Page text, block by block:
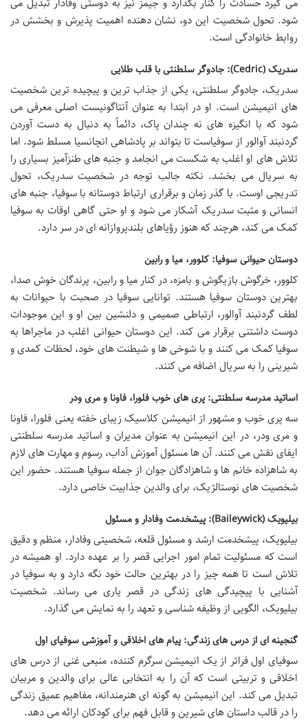
شود. تحول شخصیت این دو، نشان دهنده اهمیت پذیرش و بخشش در
روابط خانوادگی است.
سدریک (Cedric): جادوگر سلطنتی با قلب طلایی
سدریک، جادوگر سلطنتی، یکی از جذاب ترین و پیچیده ترین شخصیت
های انیمیشن است. او در ابتدا به عنوان آنتاگونیست اصلی معرفی می
شود که با انگیزه های نه چندان پاک، دائماً به دنبال به دست آوردن
گردنبند آوالور از سوفیاست تا بتواند بر پادشاهی انچانسیا مسلط شود. اما
تلاش های او اغلب به شکست می انجامد و جنبه های طنزآمیز بسیاری را
به سریال می بخشد. نکته جالب توجه در شخصیت سدریک، تحول
تدریجی اوست. با گذر زمان و برقراری ارتباط دوستانه با سوفیا، جنبه های
انسانی و مثبت سدریک آشکار می شود و او حتی گاهی اوقات به سوفیا
کمک می کند، هرچند که هنوز رؤیاهای بلندپروازانه ای در سر دارد.
دوستان حیوانی سوفیا: کلوور، میا و رابین
کلوور، خرگوش بازیگوش و بامزه، در کنار میا و رابین، پرندگان خوش صدا،
بهترین دوستان سوفیا هستند. توانایی سوفیا در صحبت با حیوانات به
لطف گردنبند آوالور، ارتباطی صمیمی و دلنشین بین او و این موجودات
دوست داشتنی برقرار می کند. این دوستان حیوانی اغلب در ماجراها به
سوفیا کمک می کنند و با شوخی ها و شیطنت های خود، لحظات کمدی و
شیرینی را به سریال اضافه می کنند.
اساتید مدرسه سلطنتی: پری های خوب فلورا، فاونا و مری ودر
سه پری خوب و مشهور از انیمیشن کلاسیک زیبای خفته یعنی فلورا، فاونا
و مری ودر، در این انیمیشن به عنوان مدیران و اساتید مدرسه سلطنتی
ایفای نقش می کنند. آن ها مسئول آموزش آداب، رسوم و مهارت های لازم
به شاهزاده خانم ها و شاهزادگان جوان از جمله سوفیا هستند. حضور این
شخصیت های نوستالژیک، برای والدین جذابیت خاصی دارد.
بیلیویک (Baileywick): پیشخدمت وفادار و مسئول
بیلیویک، پیشخدمت ارشد و مسئول قلعه، شخصیتی وفادار، منظم و دقیق
است که مسئولیت تمام امور اجرایی قصر را بر عهده دارد. او همیشه در
تلاش است تا همه چیز را در بهترین حالت خود نگه دارد و به سوفیا در
آشنایی با پیچیدگی های زندگی در قصر یاری می رساند. شخصیت
بیلیویک، الگویی از وظیفه شناسی و تعهد را به نمایش می گذارد.
گنجینه ای از درس های زندگی: پیام های اخلاقی و آموزشی سوفیای اول
سوفیای اول فراتر از یک انیمیشن سرگرم کننده، منبعی غنی از درس های
اخلاقی و تربیتی است که آن را به انتخابی عالی برای والدین و مربیان
تبدیل می کند. این انیمیشن به گونه ای هنرمندانه، مفاهیم عمیق زندگی
را در قالب داستان های شیرین و قابل فهم برای کودکان ارائه می دهد.